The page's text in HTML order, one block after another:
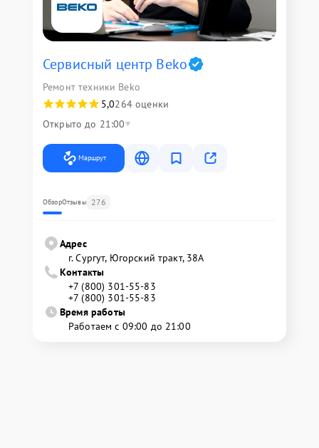
Сервисный центр Beko
Ремонт техники Beko
5,0264 оценки
Открыто до 21:00
Маршрут
ОбзорОтзывы 276
Адрес
г. Сургут, Югорский тракт, 38А
Контакты
+7 (800) 301-55-83
+7 (800) 301-55-83
Время работы
Работаем с 09:00 до 21:00